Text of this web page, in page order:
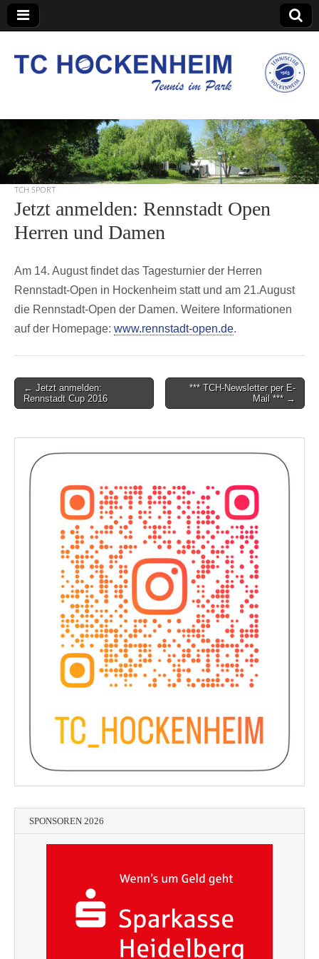
TC Hockenheim
TCH SPORT
Jetzt anmelden: Rennstadt Open
Herren und Damen
Am 14. August findet das Tagesturnier der Herren
Rennstadt-Open in Hockenheim statt und am 21.August
die Rennstadt-Open der Damen. Weitere Informationen
auf der Homepage: www.rennstadt-open.de.
Post
navigation
← Jetzt anmelden:
Rennstadt Cup 2016
*** TCH-Newsletter per E-
Mail *** →
SPONSOREN 2026